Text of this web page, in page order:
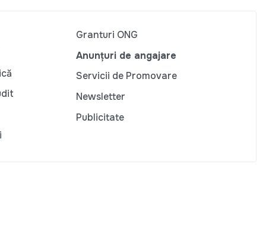
Granturi ONG
Anunțuri de angajare
Servicii de Promovare
Newsletter
Publicitate